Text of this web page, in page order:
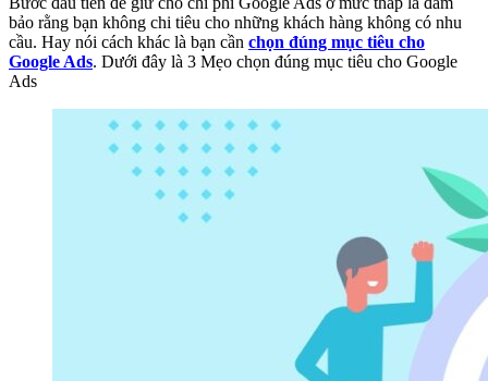
bảo rằng bạn không chi tiêu cho những khách hàng không có nhu
cầu. Hay nói cách khác là bạn cần chọn đúng mục tiêu cho
Google Ads. Dưới đây là 3 Mẹo chọn đúng mục tiêu cho Google
Ads